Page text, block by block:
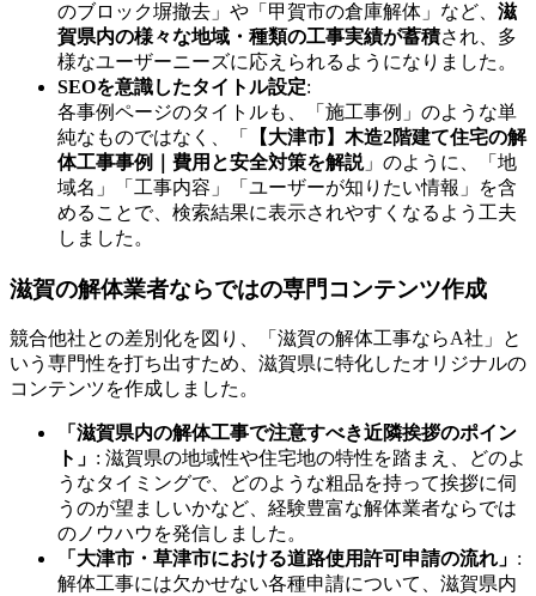
のブロック塀撤去」や「甲賀市の倉庫解体」など、 滋
賀県内の様々な地域・種類の工事実績が蓄積され、多
様なユーザーニーズに応えられるようになりました。
SEOを意識したタイトル設定:
各事例ページのタイトルも、「施工事例」のような単
純なものではなく、「
【大津市】木造2階建て住宅の解
体工事事例｜費用と安全対策を解説」のように、「地
域名」「工事内容」「ユーザーが知りたい情報」を含
めることで、検索結果に表示されやすくなるよう工夫
しました。
滋賀の解体業者ならではの専門コンテンツ作成
競合他社との差別化を図り、「滋賀の解体工事ならA社」と
いう専門性を打ち出すため、滋賀県に特化したオリジナルの
コンテンツを作成しました。
「滋賀県内の解体工事で注意すべき近隣挨拶のポイン
ト」 : 滋賀県の地域性や住宅地の特性を踏まえ、どのよ
うなタイミングで、どのような粗品を持って挨拶に伺
うのが望ましいかなど、経験豊富な解体業者ならでは
のノウハウを発信しました。
「大津市・草津市における道路使用許可申請の流れ」 :
解体工事には欠かせない各種申請について、滋賀県内